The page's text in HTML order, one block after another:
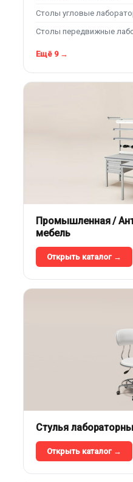
Столы угловые
Столы передвижные
Ещё 9 →
Промышленная /
мебель
Открыть каталог →
Стулья
Открыть каталог →